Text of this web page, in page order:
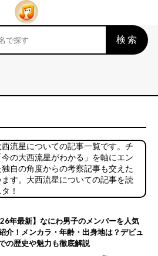
検索
流星についての記事一覧です。チ
の大西流星がわかる」を軸にエン
自の角度からの考察記事も交えた
す。大西流星についての記事を読
！
年最新】なにわ男子のメンバーを人気
介！メンカラ・年齢・出身地は？デビュ
の歴史や魅力も徹底解説